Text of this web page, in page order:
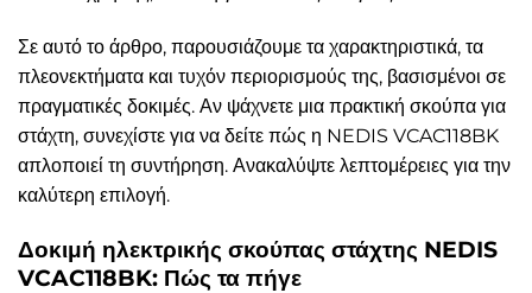
Σε αυτό το άρθρο, παρουσιάζουμε τα χαρακτηριστικά, τα
πλεονεκτήματα και τυχόν περιορισμούς της, βασισμένοι σε
πραγματικές δοκιμές. Αν ψάχνετε μια πρακτική σκούπα για
στάχτη, συνεχίστε για να δείτε πώς η NEDIS VCAC118BK
απλοποιεί τη συντήρηση. Ανακαλύψτε λεπτομέρειες για την
καλύτερη επιλογή.
Δοκιμή ηλεκτρικής σκούπας στάχτης NEDIS
VCAC118BK: Πώς τα πήγε